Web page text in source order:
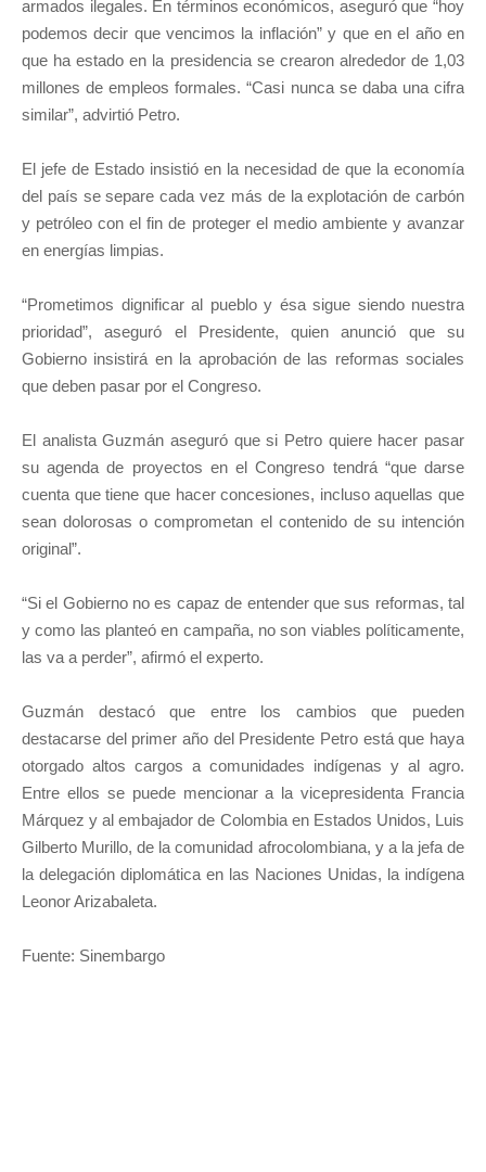
armados ilegales. En términos económicos, aseguró que “hoy
podemos decir que vencimos la inflación” y que en el año en
que ha estado en la presidencia se crearon alrededor de 1,03
millones de empleos formales. “Casi nunca se daba una cifra
similar”, advirtió Petro.
El jefe de Estado insistió en la necesidad de que la economía
del país se separe cada vez más de la explotación de carbón
y petróleo con el fin de proteger el medio ambiente y avanzar
en energías limpias.
“Prometimos dignificar al pueblo y ésa sigue siendo nuestra
prioridad”, aseguró el Presidente, quien anunció que su
Gobierno insistirá en la aprobación de las reformas sociales
que deben pasar por el Congreso.
El analista Guzmán aseguró que si Petro quiere hacer pasar
su agenda de proyectos en el Congreso tendrá “que darse
cuenta que tiene que hacer concesiones, incluso aquellas que
sean dolorosas o comprometan el contenido de su intención
original”.
“Si el Gobierno no es capaz de entender que sus reformas, tal
y como las planteó en campaña, no son viables políticamente,
las va a perder”, afirmó el experto.
Guzmán destacó que entre los cambios que pueden
destacarse del primer año del Presidente Petro está que haya
otorgado altos cargos a comunidades indígenas y al agro.
Entre ellos se puede mencionar a la vicepresidenta Francia
Márquez y al embajador de Colombia en Estados Unidos, Luis
Gilberto Murillo, de la comunidad afrocolombiana, y a la jefa de
la delegación diplomática en las Naciones Unidas, la indígena
Leonor Arizabaleta.
Fuente: Sinembargo